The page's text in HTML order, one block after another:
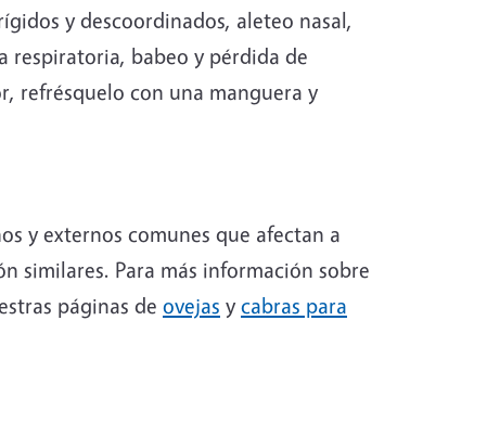
y descoordinados, aleteo nasal,
respiratoria, babeo y pérdida de
refrésquelo con una manguera y
y externos comunes que afectan a
similares. Para más información sobre
páginas de ovejas y cabras para